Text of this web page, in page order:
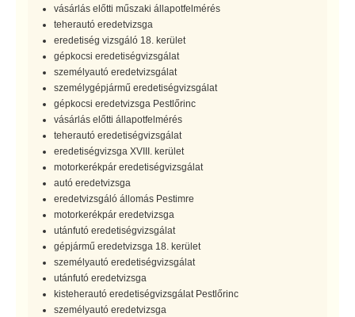
vásárlás előtti műszaki állapotfelmérés
teherautó eredetvizsga
eredetiség vizsgáló 18. kerület
gépkocsi eredetiségvizsgálat
személyautó eredetvizsgálat
személygépjármű eredetiségvizsgálat
gépkocsi eredetvizsga Pestlőrinc
vásárlás előtti állapotfelmérés
teherautó eredetiségvizsgálat
eredetiségvizsga XVIII. kerület
motorkerékpár eredetiségvizsgálat
autó eredetvizsga
eredetvizsgáló állomás Pestimre
motorkerékpár eredetvizsga
utánfutó eredetiségvizsgálat
gépjármű eredetvizsga 18. kerület
személyautó eredetiségvizsgálat
utánfutó eredetvizsga
kisteherautó eredetiségvizsgálat Pestlőrinc
személyautó eredetvizsga